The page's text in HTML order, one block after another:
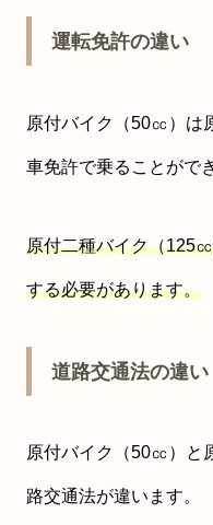
運転免許の違い
原付バイク（50㏄）は
車免許で乗ることがで
原付二種バイク（125
する必要があります。
道路交通法の違い
原付バイク（50㏄）と
路交通法が違います。